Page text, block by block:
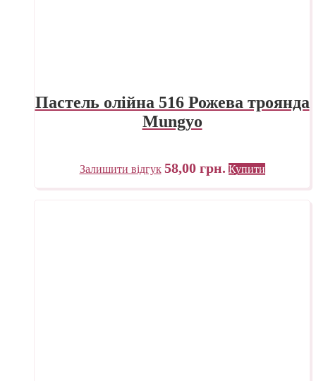
Пастель олійна 516 Рожева троянда
Mungyo
Залишити відгук 58,00 грн. Купити